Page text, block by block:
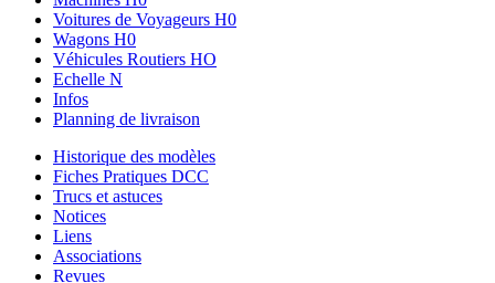
Voitures de Voyageurs H0
Wagons H0
Véhicules Routiers HO
Echelle N
Infos
Planning de livraison
Historique des modèles
Fiches Pratiques DCC
Trucs et astuces
Notices
Liens
Associations
Revues